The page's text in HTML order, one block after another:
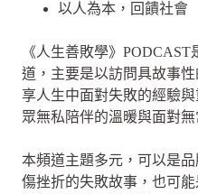
以人為本，回饋社會
《人生善敗學》
道，主要是以訪問具故事
享人生中面對失敗的經驗
眾無私陪伴的溫暖與面對無
本頻道主題多元，可以是
傷挫折的失敗故事，也可